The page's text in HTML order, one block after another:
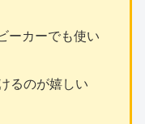
ーカーでも使い
るのが嬉しい